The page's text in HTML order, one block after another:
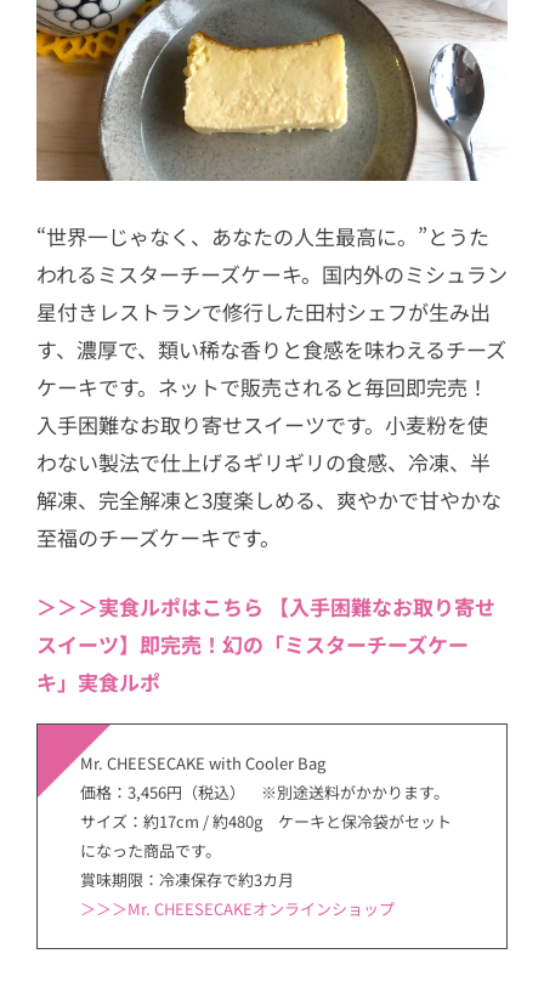
“世界一じゃなく、あなたの人生最高に。”とうた
われるミスターチーズケーキ。国内外のミシュラン
星付きレストランで修行した田村シェフが生み出
す、濃厚で、類い稀な香りと食感を味わえるチーズ
ケーキです。ネットで販売されると毎回即完売！
入手困難なお取り寄せスイーツです。小麦粉を使
わない製法で仕上げるギリギリの食感、冷凍、半
解凍、完全解凍と3度楽しめる、爽やかで甘やかな
至福のチーズケーキです。
＞＞＞実食ルポはこちら 【入手困難なお取り寄せ
スイーツ】即完売！幻の「ミスターチーズケー
キ」実食ルポ
Mr. CHEESECAKE with Cooler Bag
価格：3,456円（税込） ※別途送料がかかります。
サイズ：約17cm / 約480g ケーキと保冷袋がセット
になった商品です。
賞味期限：冷凍保存で約3カ月
＞＞＞Mr. CHEESECAKEオンラインショップ